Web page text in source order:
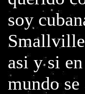
soy
asi y si
mundo